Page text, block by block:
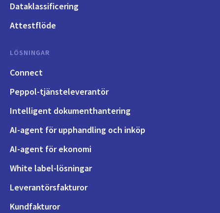
Dataklassificering
Attestflöde
LÖSNINGAR
Connect
Peppol-tjänsteleverantör
Intelligent dokumenthantering
AI-agent för upphandling och inköp
AI-agent för ekonomi
White label-lösningar
Leverantörsfakturor
Kundfakturor